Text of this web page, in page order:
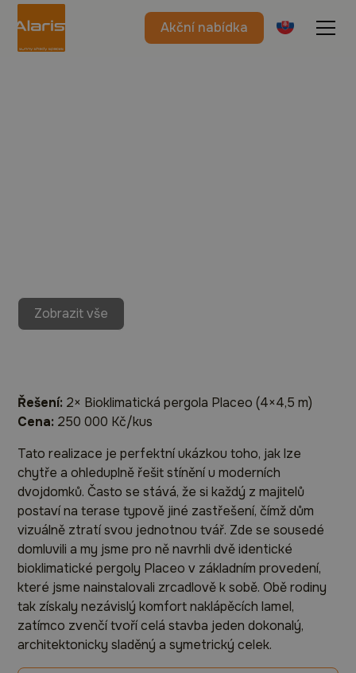
Akční nabídka
Zobrazit vše
Řešení: 2× Bioklimatická pergola Placeo (4×4,5 m)
Cena: 250 000 Kč/kus
Tato realizace je perfektní ukázkou toho, jak lze
chytře a ohleduplně řešit stínění u moderních
dvojdomků. Často se stává, že si každý z majitelů
postaví na terase typově jiné zastřešení, čímž dům
vizuálně ztratí svou jednotnou tvář. Zde se sousedé
domluvili a my jsme pro ně navrhli dvě identické
bioklimatické pergoly Placeo v základním provedení,
které jsme nainstalovali zrcadlově k sobě. Obě rodiny
tak získaly nezávislý komfort naklápěcích lamel,
zatímco zvenčí tvoří celá stavba jeden dokonalý,
architektonicky sladěný a symetrický celek.